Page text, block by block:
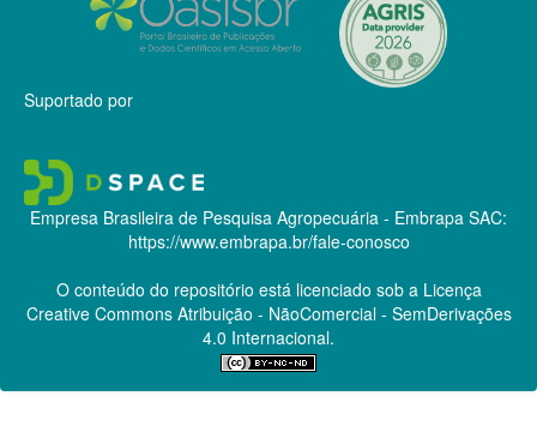
Suportado por
Empresa Brasileira de Pesquisa Agropecuária - Embrapa SAC:
https://www.embrapa.br/fale-conosco
O conteúdo do repositório está licenciado sob a Licença
Creative CommonsAtribuição - NãoComercial - SemDerivações
4.0 Internacional.